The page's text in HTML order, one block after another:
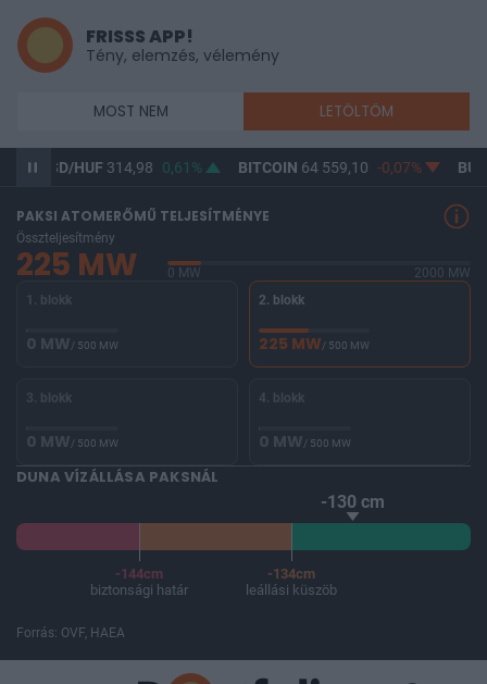
FRISSS APP!
Tény, elemzés, vélemény
MOST NEM LETÖLTÖM
HUF 314,98 0,61% BITCOIN64 559,10 -0,07% BUX 148
PAKSI ATOMERŐMŰ TELJESÍTMÉNYE
Összteljesítmény
225 MW 0 MW
2000 MW
1. blokk
0 MW/ 500 MW
2. blokk
225 MW/ 500 MW
3. blokk
0 MW/ 500 MW
4. blokk
0 MW/ 500 MW
DUNA VÍZÁLLÁSA PAKSNÁL
-130 cm
-144cm
biztonsági határ
-134cm
leállási küszöb
Forrás: OVF, HAEA